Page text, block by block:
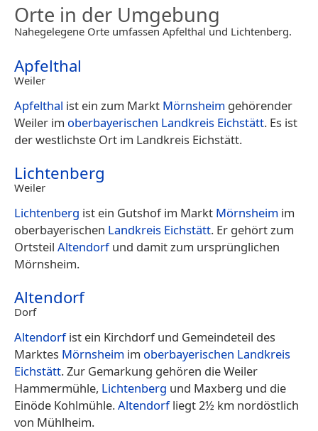
Orte in der Umgebung
Nahegelegene Orte umfassen Apfelthal und Lichtenberg.
Apfelthal
Weiler
Apfelthal ist ein zum Markt Mörnsheim gehörender
Weiler im oberbayerischen Landkreis Eichstätt. Es ist
der westlichste Ort im Landkreis Eichstätt.
Lichtenberg
Weiler
Lichtenberg ist ein Gutshof im Markt Mörnsheim im
oberbayerischen Landkreis Eichstätt. Er gehört zum
Ortsteil Altendorfund damit zum ursprünglichen
Mörnsheim.
Altendorf
Dorf
Altendorfist ein Kirchdorf und Gemeindeteil des
Marktes Mörnsheim im oberbayerischen Landkreis
Eichstätt. Zur Gemarkung gehören die Weiler
Hammermühle, Lichtenberg und Maxberg und die
Einöde Kohlmühle.Altendorfliegt 2½ km nordöstlich
von Mühlheim.